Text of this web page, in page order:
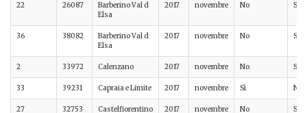
22 26087
Barberino Val d
Elsa
2017 novembre No Sì
36 38082
Barberino Val d
Elsa
2017 novembre No Sì
2 33972 Calenzano 2017 novembre No Sì
33 39231 Capraia e Limite 2017 novembre Sì No
27 32753 Castelfiorentino 2017 novembre No Sì